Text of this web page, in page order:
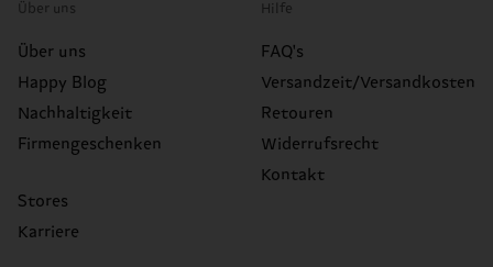
Über uns
Über uns
Happy Blog
Nachhaltigkeit
Firmengeschenken
Stores
Karriere
Hilfe
FAQ's
Versandzeit/Versandkosten
Retouren
Widerrufsrecht
Kontakt